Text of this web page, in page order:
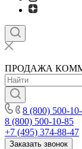
ПРОДАЖА
8 (800) 500-
8 (800) 500-10-85
+7 (495) 374-88-47
Заказать звонок